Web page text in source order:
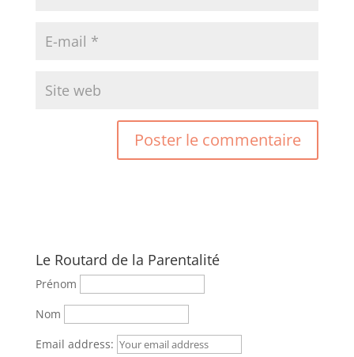
Le Routard de la Parentalité
Prénom
Nom
Email address: